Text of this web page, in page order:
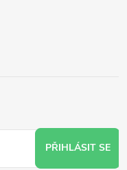
PŘIHLÁSIT SE